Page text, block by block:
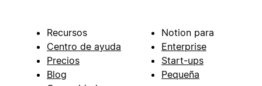
Recursos
Centro de ayuda
Precios
Blog
Notion para
Enterprise
Start-ups
Pequeña